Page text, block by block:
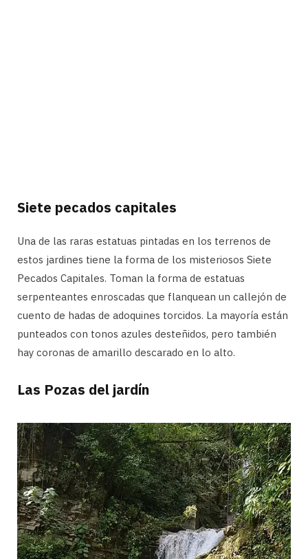
Siete pecados capitales
Una de las raras estatuas pintadas en los terrenos de
estos jardines tiene la forma de los misteriosos Siete
Pecados Capitales. Toman la forma de estatuas
serpenteantes enroscadas que flanquean un callejón de
cuento de hadas de adoquines torcidos. La mayoría están
punteados con tonos azules desteñidos, pero también
hay coronas de amarillo descarado en lo alto.
Las Pozas del jardín